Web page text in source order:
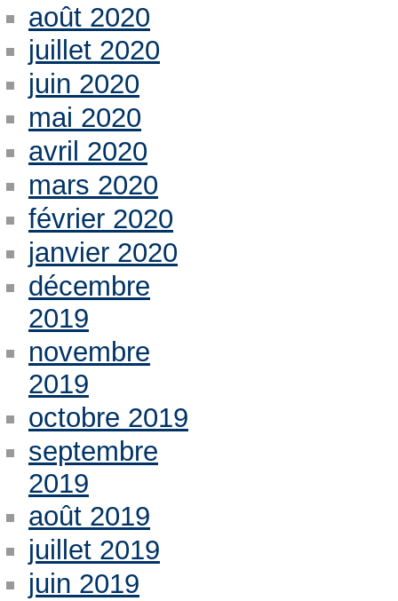
août 2020
juillet 2020
juin 2020
mai 2020
avril 2020
mars 2020
février 2020
janvier 2020
décembre
2019
novembre
2019
octobre 2019
septembre
2019
août 2019
juillet 2019
juin 2019